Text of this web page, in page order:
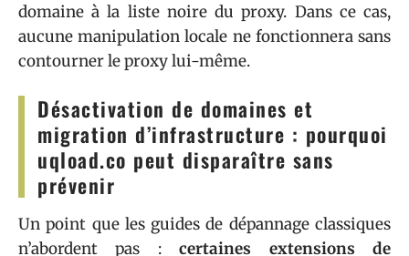
domaine à la liste noire du proxy. Dans ce cas,
aucune manipulation locale ne fonctionnera sans
contourner le proxy lui-même.
Désactivation de domaines et
migration d’infrastructure : pourquoi
uqload.co peut disparaître sans
prévenir
Un point que les guides de dépannage classiques
n’abordent pas :certaines extensions de